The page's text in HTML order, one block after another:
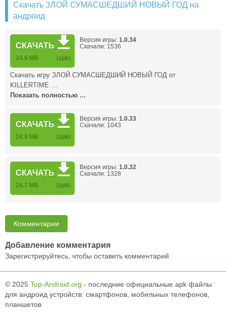
Скачать ЗЛОЙ СУМАСШЕДШИЙ НОВЫЙ ГОД на
андроид
СКАЧАТЬ
24.9 MB (apk)
Версия игры: 1.0.34
Скачали: 1536
Скачать игру ЗЛОЙ СУМАСШЕДШИЙ НОВЫЙ ГОД от
KILLERTIME …
Показать полностью ...
СКАЧАТЬ
24.9 MB (apk)
Версия игры: 1.0.33
Скачали: 1043
СКАЧАТЬ
24.7 MB (apk)
Версия игры: 1.0.32
Скачали: 1328
Комментарии
Добавление комментария
Зарегистрируйтесь, чтобы оставить комментарий
© 2025 Top-Android.org - последние официальные apk файлы
для андроид устройств: смартфонов, мобильных телефонов,
планшетов